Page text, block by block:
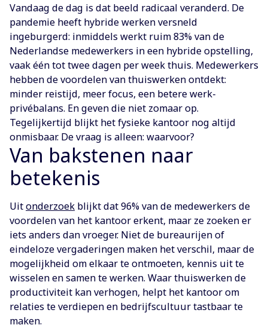
Vandaag de dag is dat beeld radicaal veranderd. De
pandemie heeft hybride werken versneld
ingeburgerd: inmiddels werkt ruim 83% van de
Nederlandse medewerkers in een hybride opstelling,
vaak één tot twee dagen per week thuis. Medewerkers
hebben de voordelen van thuiswerken ontdekt:
minder reistijd, meer focus, een betere werk-
privébalans. En geven die niet zomaar op.
Tegelijkertijd blijkt het fysieke kantoor nog altijd
onmisbaar. De vraag is alleen: waarvoor?
Van bakstenen naar
betekenis
Uitonderzoek blijkt dat 96% van de medewerkers de
voordelen van het kantoor erkent, maar ze zoeken er
iets anders dan vroeger. Niet de bureaurijen of
eindeloze vergaderingen maken het verschil, maar de
mogelijkheid om elkaar te ontmoeten, kennis uit te
wisselen en samen te werken. Waar thuiswerken de
productiviteit kan verhogen, helpt het kantoor om
relaties te verdiepen en bedrijfscultuur tastbaar te
maken.